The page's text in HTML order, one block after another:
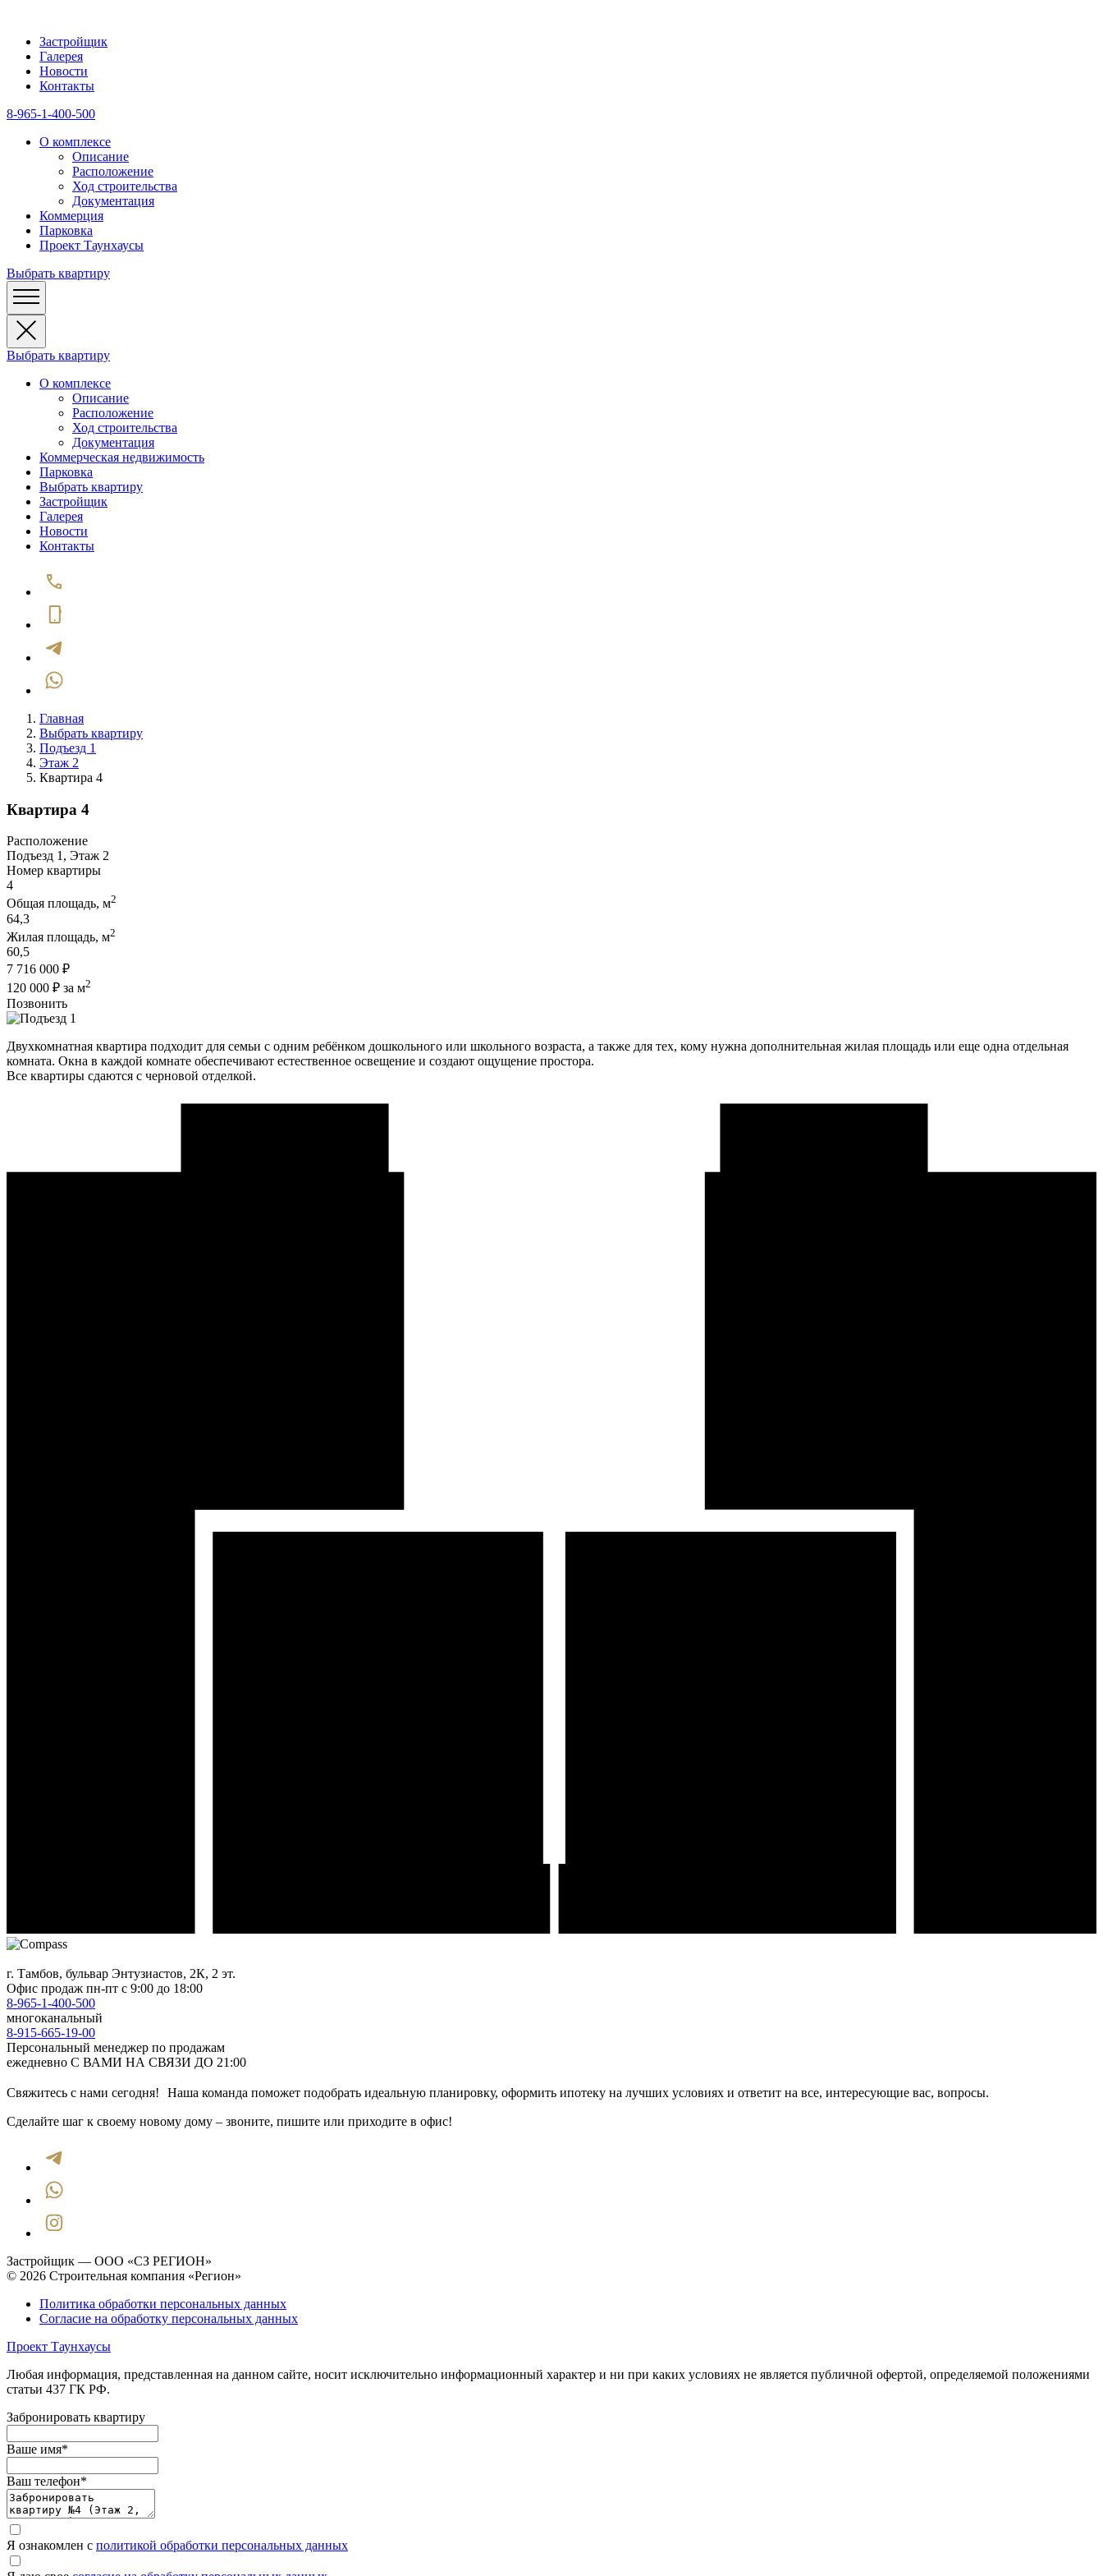
Застройщик
Галерея
Новости
Контакты
8-965-1-400-500
О комплексе
Описание
Расположение
Ход строительства
Документация
Коммерция
Парковка
Проект Таунхаусы
Выбрать квартиру
Выбрать квартиру
О комплексе
Описание
Расположение
Ход строительства
Документация
Коммерческая недвижимость
Парковка
Выбрать квартиру
Застройщик
Галерея
Новости
Контакты
Главная
Выбрать квартиру
Подъезд 1
Этаж 2
Квартира 4
Квартира 4
Расположение
Подъезд 1, Этаж 2
Номер квартиры
4
Общая площадь, м2
64,3
Жилая площадь, м2
60,5
7 716 000 ₽
120 000 ₽ за м2
Позвонить
Двухкомнатная квартира подходит для семьи с одним ребёнком дошкольного или школьного возраста, а также для тех, кому нужна дополнительная жилая площадь или еще одна отдельная
комната. Окна в каждой комнате обеспечивают естественное освещение и создают ощущение простора.
Все квартиры сдаются с черновой отделкой.
г. Тамбов, бульвар Энтузиастов, 2К, 2 эт.
Офис продаж пн-пт с 9:00 до 18:00
8-965-1-400-500
многоканальный
8-915-665-19-00
Персональный менеджер по продажам
ежедневно С ВАМИ НА СВЯЗИ ДО 21:00
Свяжитесь с нами сегодня! Наша команда поможет подобрать идеальную планировку, оформить ипотеку на лучших условиях и ответит на все, интересующие вас, вопросы.
Сделайте шаг к своему новому дому – звоните, пишите или приходите в офис!
Застройщик — ООО «СЗ РЕГИОН»
© 2026 Строительная компания «Регион»
Политика обработки персональных данных
Согласие на обработку персональных данных
Проект Таунхаусы
Любая информация, представленная на данном сайте, носит исключительно информационный характер и ни при каких условиях не является публичной офертой, определяемой положениями
статьи 437 ГК РФ.
Забронировать квартиру
Ваше имя*
Ваш телефон*
Я ознакомлен с политикой обработки персональных данных